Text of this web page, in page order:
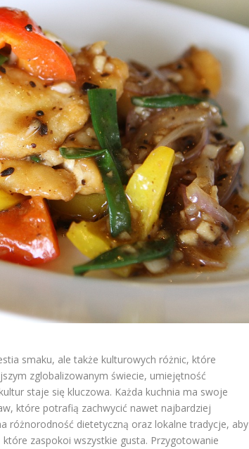
smaku, ale także kulturowych różnic, które
zglobalizowanym świecie, umiejętność
staje się kluczowa. Każda kuchnia ma swoje
które potrafią zachwycić nawet najbardziej
różnorodność dietetyczną oraz lokalne tradycje, aby
zaspokoi wszystkie gusta. Przygotowanie